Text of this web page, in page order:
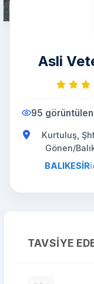
Asli
95
Kurtuluş,
Gönen/
BALIKESİR
TAVSIYE